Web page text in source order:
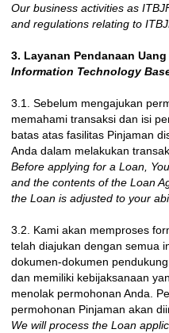
Our business activities as
and regulations relating to
3. Layanan Pendanaan
Information Technology
3.1. Sebelum mengajukan
memahami transaksi dan isi
batas atas fasilitas Pinjaman
Anda dalam melakukan
Before applying for a Loan,
and the contents of the Loan
the Loan is adjusted to your
3.2. Kami akan memproses
telah diajukan dengan semua
dokumen-dokumen
dan memiliki kebijaksanaan
menolak permohonan Anda.
permohonan Pinjaman akan
We will process the Loan